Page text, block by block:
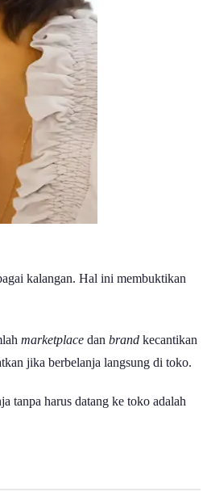
kalangan. Hal ini membuktikan
marketplace dan brand kecantikan
jika berbelanja langsung di toko.
tanpa harus datang ke toko adalah